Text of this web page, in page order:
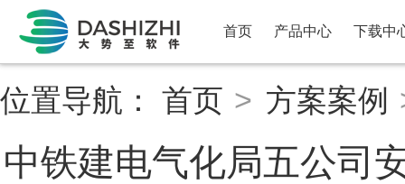
首页 产品中心 下载中
位置导航： 首页 > 方案案例
中铁建电气化局五公司